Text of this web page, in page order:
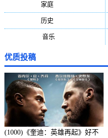
家庭(195)
历史
音乐
优质投稿
(1000)《奎迪：英雄再起》好不